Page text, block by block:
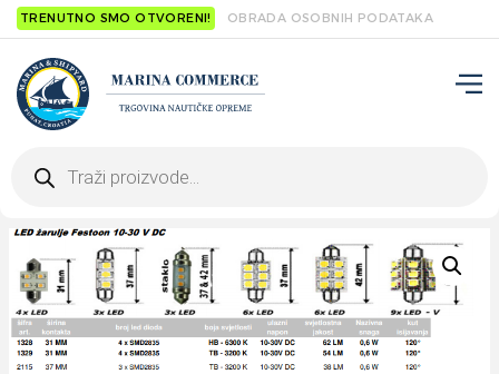
TRENUTNO SMO OTVORENI! OBRADA OSOBNIH PODATAKA
search